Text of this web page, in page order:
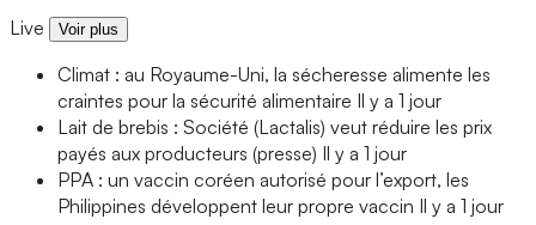
Live Voir plus
Climat : au Royaume-Uni, la sécheresse alimente les
craintes pour la sécurité alimentaire Il y a 1 jour
Lait de brebis : Société (Lactalis) veut réduire les prix
payés aux producteurs (presse) Il y a 1 jour
PPA : un vaccin coréen autorisé pour l’export, les
Philippines développent leur propre vaccin Il y a 1 jour